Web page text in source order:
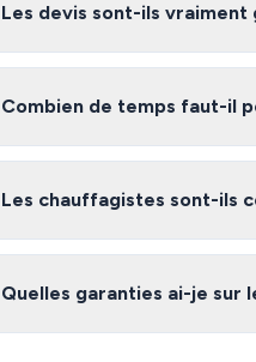
Les devis sont-ils
Oui, notre service est 100%
Combien de temps faut-il
Après avoir rempli le formulaire,
Les chauffagistes sont-ils
Oui, les artisans de notre réseau
intégrer à notre réseau.
Quelles garanties ai-je sur